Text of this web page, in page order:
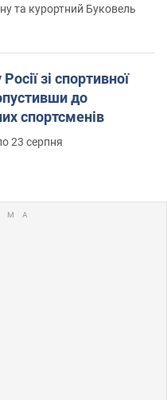
та курортний Буковель
зі спортивної
до
спортсменів
23 серпня